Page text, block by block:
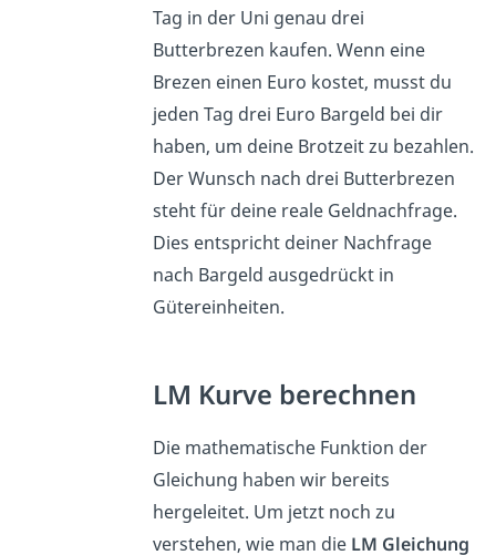
Tag in der Uni genau drei
Butterbrezen kaufen. Wenn eine
Brezen einen Euro kostet, musst du
jeden Tag drei Euro Bargeld bei dir
haben, um deine Brotzeit zu bezahlen.
Der Wunsch nach drei Butterbrezen
steht für deine reale Geldnachfrage.
Dies entspricht deiner Nachfrage
nach Bargeld ausgedrückt in
Gütereinheiten.
LM Kurve berechnen
Die mathematische Funktion der
Gleichung haben wir bereits
hergeleitet. Um jetzt noch zu
verstehen, wie man die LM Gleichung